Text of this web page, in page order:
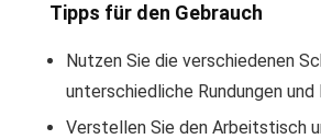
Tipps für den Gebrauch
Nutzen Sie die verschiedenen
unterschiedliche Rundungen und
Verstellen Sie den Arbeitstisch